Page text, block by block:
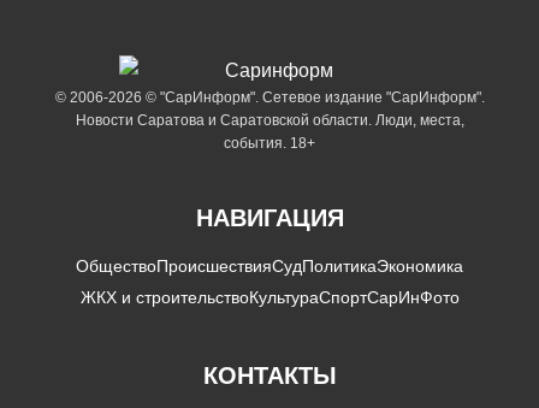
© 2006-2026 © "СарИнформ". Сетевое издание "СарИнформ".
Новости Саратова и Саратовской области. Люди, места,
события. 18+
НАВИГАЦИЯ
ОбществоПроисшествияСудПолитикаЭкономика
ЖКХ и строительствоКультураСпортСарИнФото
КОНТАКТЫ